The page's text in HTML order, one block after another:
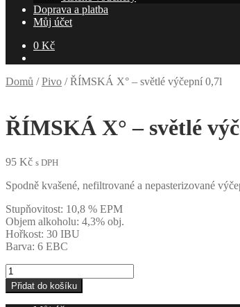
Doprava a platba
Můj účet
0 Kč
Domů /Pivo /ŘÍMSKÁ X° – světlé výčepní 0,7l
ŘÍMSKÁ X° – světlé
95 Kč s DPH
Spodně kvašené, nefiltrované a nepasterizované
Stupňovitost: 10,8 % EPM
Objem alkoholu: 4,3% obj.
Hořkost: 30 IBU
Barva: 6 EBC
ŘÍMSKÁ
X°
-
Přidat do košíku